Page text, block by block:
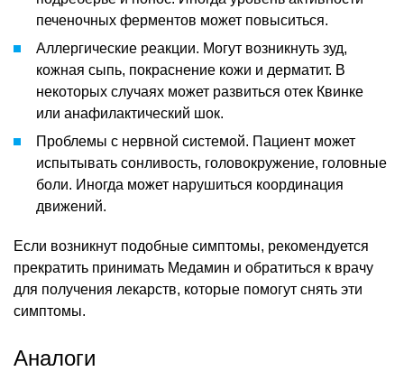
печеночных ферментов может повыситься.
Аллергические реакции. Могут возникнуть зуд,
кожная сыпь, покраснение кожи и дерматит. В
некоторых случаях может развиться отек Квинке
или анафилактический шок.
Проблемы с нервной системой. Пациент может
испытывать сонливость, головокружение, головные
боли. Иногда может нарушиться координация
движений.
Если возникнут подобные симптомы, рекомендуется
прекратить принимать Медамин и обратиться к врачу
для получения лекарств, которые помогут снять эти
симптомы.
Аналоги